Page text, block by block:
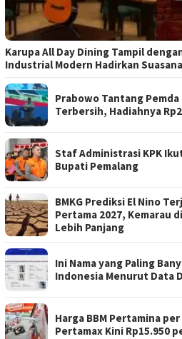
Karupa All Day Dining Tampil
Industrial Modern Hadirkan
Prabowo Tantang
Terbersih, Hadiahnya
Staf Administrasi KPK
Bupati Pemalang
BMKG Prediksi El Nino
Pertama 2027, Kemarau
Lebih Panjang
Ini Nama yang Paling
Indonesia Menurut Data
Harga BBM Pertamina
Pertamax Kini Rp15.950